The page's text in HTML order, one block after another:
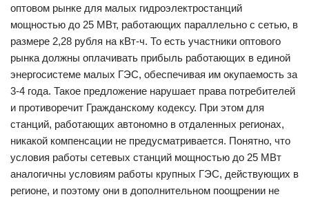
оптовом рынке для малых гидроэлектростанций
мощностью до 25 МВт, работающих параллельно с сетью, в
размере 2,28 рубля на кВт-ч. То есть участники оптового
рынка должны оплачивать прибыль работающих в единой
энергосистеме малых ГЭС, обеспечивая им окупаемость за
3-4 года. Такое предложение нарушает права потребителей
и противоречит Гражданскому кодексу. При этом для
станций, работающих автономно в отдаленных регионах,
никакой компенсации не предусматривается. Понятно, что
условия работы сетевых станций мощностью до 25 МВт
аналогичны условиям работы крупных ГЭС, действующих в
регионе, и поэтому они в дополнительном поощрении не